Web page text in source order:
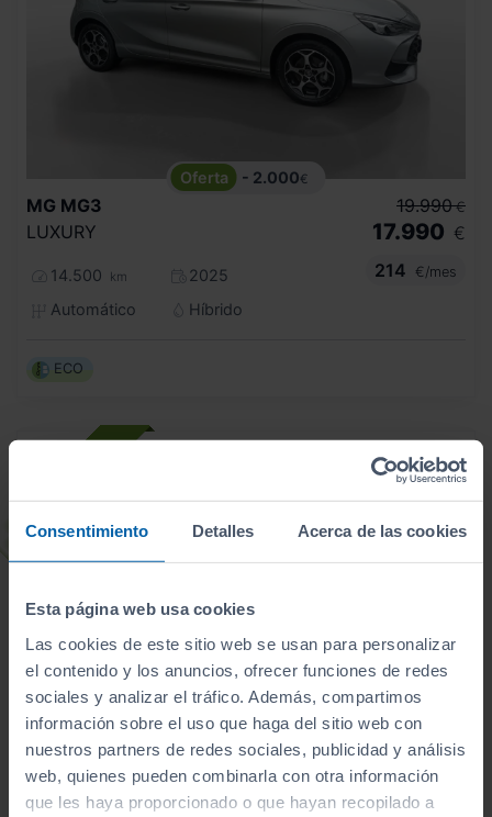
Consentimiento Detalles Acerca de las cookies
Esta página web usa cookies
Las cookies de este sitio web se usan para personalizar
el contenido y los anuncios, ofrecer funciones de redes
sociales y analizar el tráfico. Además, compartimos
información sobre el uso que haga del sitio web con
nuestros partners de redes sociales, publicidad y análisis
web, quienes pueden combinarla con otra información
que les haya proporcionado o que hayan recopilado a
- 2.000€
MG MG3
LUXURY
14.500 km
2025
Automático
Híbrido
19.990 €
17.990 €
214
€/mes
ECO
- 2.000 €
MG MGZS
22.990